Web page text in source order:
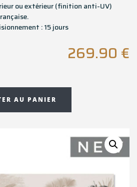
ou extérieur (finition anti-UV)
: 15 jours
269.90 €
AU PANIER